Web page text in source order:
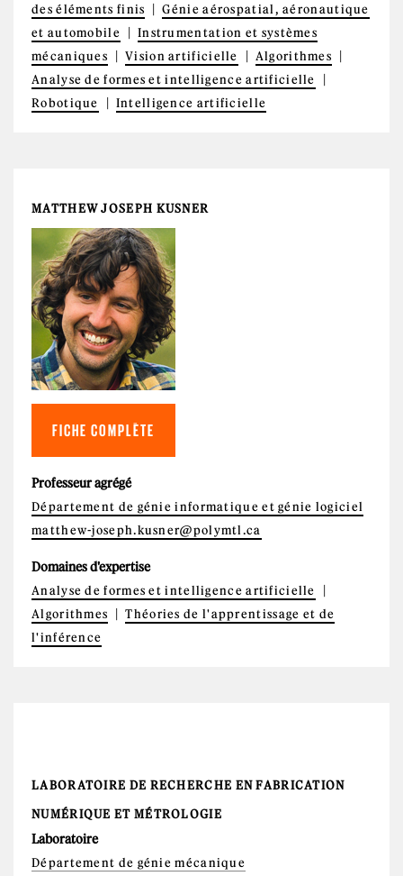
des éléments finis
Génie aérospatial, aéronautique
et automobile
Instrumentation et systèmes
mécaniques
Vision artificielle
Algorithmes
Analyse de formes et intelligence artificielle
Robotique
Intelligence artificielle
MATTHEW JOSEPH KUSNER
FICHE COMPLÈTE
Professeur agrégé
Département de génie informatique et génie logiciel
matthew-joseph.kusner@polymtl.ca
Domaines d'expertise
Analyse de formes et intelligence artificielle
Algorithmes
Théories de l'apprentissage et de
l'inférence
LABORATOIRE DE RECHERCHE EN FABRICATION
NUMÉRIQUE ET MÉTROLOGIE
Laboratoire
Département de génie mécanique